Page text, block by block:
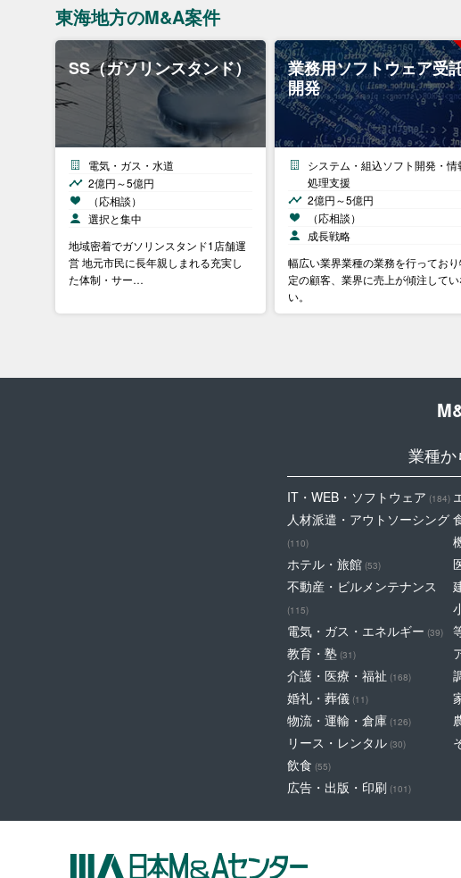
東海地方のM&A案件
SS（ガソリンスタンド）
電気・ガス・水道
2億円～5億円
（応相談）
選択と集中
地域密着でガソリンスタンド1店舗運
営 地元市民に長年親しまれる充実し
た体制・サー…
業務用ソフトウェア受
開発
システム・組込ソフト開発・情
処理支援
2億円～5億円
（応相談）
成長戦略
幅広い業界業種の業務を行ってお
定の顧客、業界に売上が傾注してい
い。
業種
IT・WEB・ソフトウェア (184)
人材派遣・アウトソーシング
(110)
ホテル・旅館 (53)
不動産・ビルメンテナンス
(115)
電気・ガス・エネルギー (39)
教育・塾 (31)
介護・医療・福祉 (168)
婚礼・葬儀 (11)
物流・運輸・倉庫 (126)
リース・レンタル (30)
飲食 (55)
広告・出版・印刷 (101)